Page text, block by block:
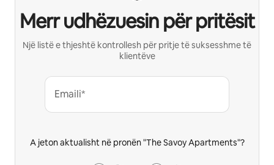
Merr udhëzuesin për pritësit
Një listë e thjeshtë kontrollesh për pritje të suksesshme të
klientëve
Emaili*
A jeton aktualisht në pronën "The Savoy Apartments"?